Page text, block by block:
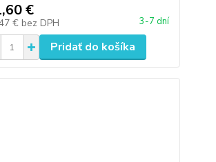
€
€ bez DPH 3-7 dní
Pridať do košíka